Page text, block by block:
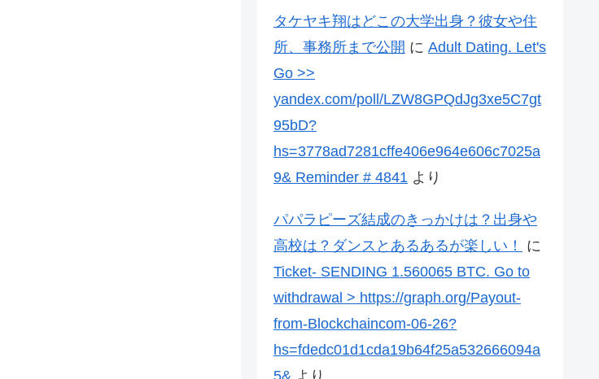
タケヤキ翔はどこの大学出身？彼女や住
所、事務所まで公開 に Adult Dating. Let's
Go >>
yandex.com/poll/LZW8GPQdJg3xe5C7gt
95bD?
hs=3778ad7281cffe406e964e606c7025a
9& Reminder # 4841 より
パパラピーズ結成のきっかけは？出身や
高校は？ダンスとあるあるが楽しい！
に
Ticket- SENDING 1.560065 BTC. Go to
withdrawal > https://graph.org/Payout-
from-Blockchaincom-06-26?
hs=fdedc01d1cda19b64f25a532666094a